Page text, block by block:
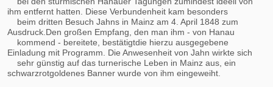
ihm entfernt hatten. Diese Verbundenheit kam besonders
beim dritten Besuch Jahns in Mainz am 4. April 1848 zum
Ausdruck.Den großen Empfang, den man ihm - von Hanau
kommend - bereitete, bestätigtdie hierzu ausgegebene
Einladung mit Programm. Die Anwesenheit von Jahn wirkte sich
sehr günstig auf das turnerische Leben in Mainz aus, ein
schwarzrotgoldenes Banner wurde von ihm eingeweiht.